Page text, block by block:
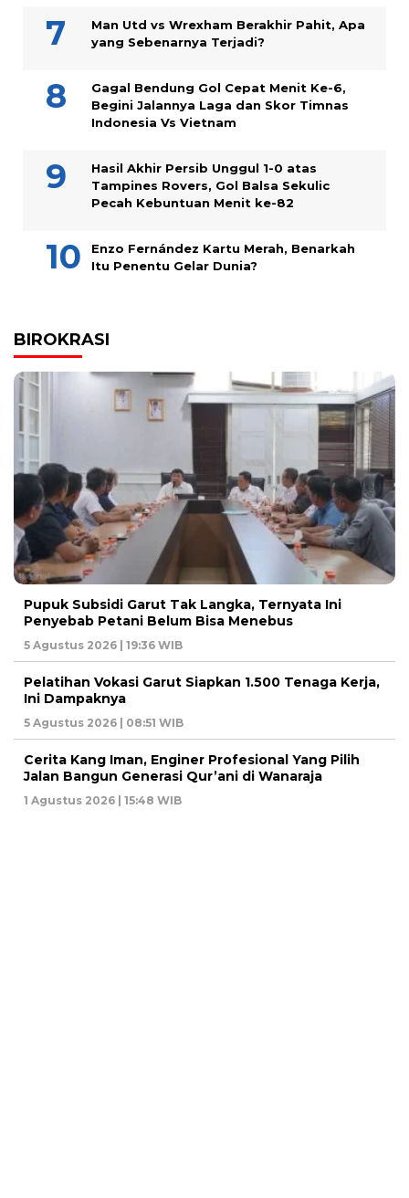
Man Utd vs Wrexham Berakhir Pahit, Apa
yang Sebenarnya Terjadi?
Gagal Bendung Gol Cepat Menit Ke-6,
Begini Jalannya Laga dan Skor Timnas
Indonesia Vs Vietnam
Hasil Akhir Persib Unggul 1-0 atas
Tampines Rovers, Gol Balsa Sekulic
Pecah Kebuntuan Menit ke-82
Enzo Fernández Kartu Merah, Benarkah
Itu Penentu Gelar Dunia?
BIROKRASI
Pupuk Subsidi Garut Tak Langka, Ternyata Ini
Penyebab Petani Belum Bisa Menebus
5 Agustus 2026 | 19:36 WIB
Pelatihan Vokasi Garut Siapkan 1.500 Tenaga Kerja,
Ini Dampaknya
5 Agustus 2026 | 08:51 WIB
Cerita Kang Iman, Enginer Profesional Yang Pilih
Jalan Bangun Generasi Qur’ani di Wanaraja
1 Agustus 2026 | 15:48 WIB